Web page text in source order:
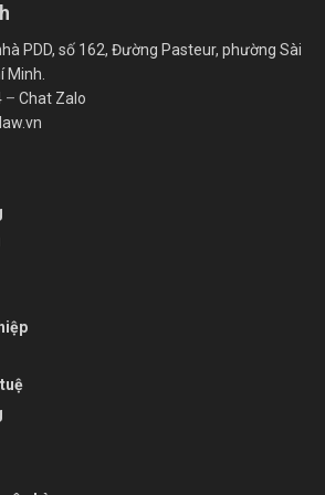
PDD, số 162, Đường Pasteur, phường Sài
Minh.
– Chat Zalo